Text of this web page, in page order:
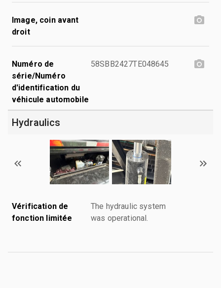
Image, coin avant
droit
Numéro de
série/Numéro
d'identification du
véhicule automobile
58SBB2427TE048645
Hydraulics
Vérification de
fonction limitée
The hydraulic system
was operational.